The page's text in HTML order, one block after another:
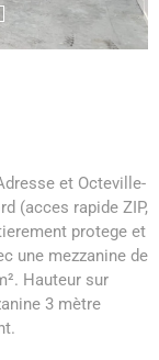
et Octeville-
(acces rapide ZIP,
protege et
une mezzanine de
Hauteur sur
3 mètre